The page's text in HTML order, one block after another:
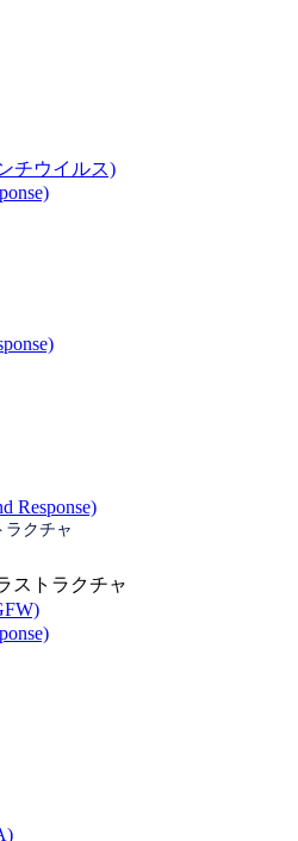
チウイルス)
Response)
ラクチャ
ストラクチャ